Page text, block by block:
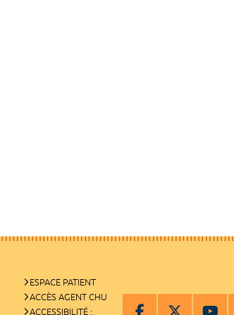
ESPACE PATIENT
ACCÈS AGENT CHU
ACCESSIBILITÉ :